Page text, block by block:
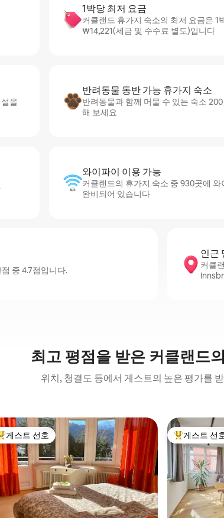
1박당 최저 요금
커클랜드 휴가지 숙소의 최저 요금은 1
₩14,221(세금 및 수수료 별도)입니다
을
반려동물 동반 가능 휴가지 숙소
반려동물과 함께 머물 수 있는 숙소
해 보세요
와이파이 이용 가능
커클랜드의 휴가지 숙소 중 930곳에 와
완비되어 있습니다
중 4.7점입니다.
인근
커클
최고 평점을 받은 커클랜드
위치, 청결도 등에서 게스트의 높은 평가를
위 게스트 선호
게스트 선호 상위 게스트
게스트 선